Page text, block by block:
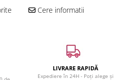
Cere informatii
LIVRARE RAPIDĂ
Expediere în 24H - Poți alege și